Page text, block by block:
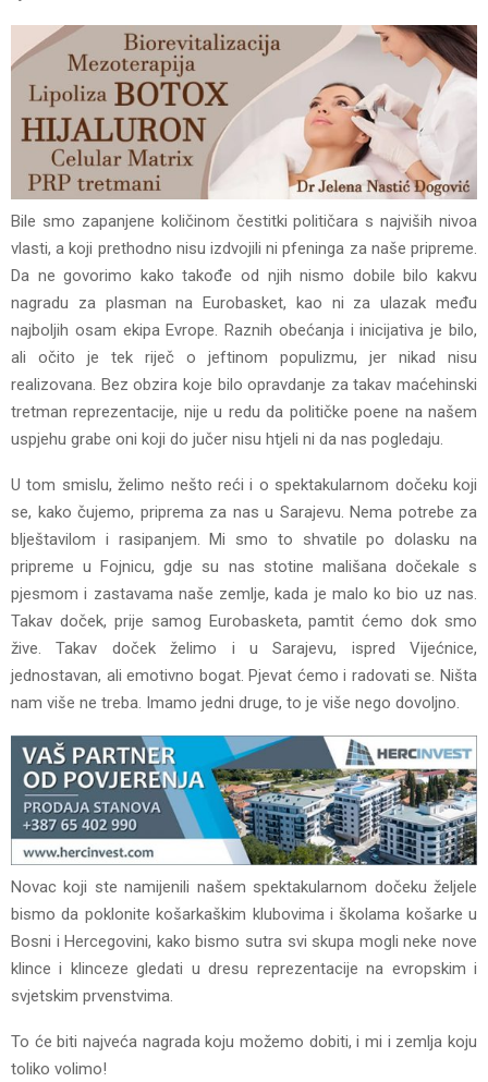
Bile smo zapanjene količinom čestitki političara s najviših nivoa
vlasti, a koji prethodno nisu izdvojili ni pfeninga za naše pripreme.
Da ne govorimo kako takođe od njih nismo dobile bilo kakvu
nagradu za plasman na Eurobasket, kao ni za ulazak među
najboljih osam ekipa Evrope. Raznih obećanja i inicijativa je bilo,
ali očito je tek riječ o jeftinom populizmu, jer nikad nisu
realizovana. Bez obzira koje bilo opravdanje za takav maćehinski
tretman reprezentacije, nije u redu da političke poene na našem
uspjehu grabe oni koji do jučer nisu htjeli ni da nas pogledaju.
U tom smislu, želimo nešto reći i o spektakularnom dočeku koji
se, kako čujemo, priprema za nas u Sarajevu. Nema potrebe za
blještavilom i rasipanjem. Mi smo to shvatile po dolasku na
pripreme u Fojnicu, gdje su nas stotine mališana dočekale s
pjesmom i zastavama naše zemlje, kada je malo ko bio uz nas.
Takav doček, prije samog Eurobasketa, pamtit ćemo dok smo
žive. Takav doček želimo i u Sarajevu, ispred Vijećnice,
jednostavan, ali emotivno bogat. Pjevat ćemo i radovati se. Ništa
nam više ne treba. Imamo jedni druge, to je više nego dovoljno.
Novac koji ste namijenili našem spektakularnom dočeku željele
bismo da poklonite košarkaškim klubovima i školama košarke u
Bosni i Hercegovini, kako bismo sutra svi skupa mogli neke nove
klince i klinceze gledati u dresu reprezentacije na evropskim i
svjetskim prvenstvima.
To će biti najveća nagrada koju možemo dobiti, i mi i zemlja koju
toliko volimo!